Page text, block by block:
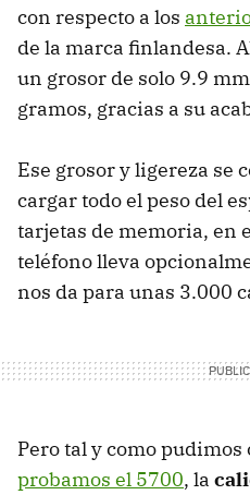
con respecto a los
de la marca finlandesa.
un grosor de solo 9.9
gramos, gracias a su
Ese grosor y ligereza se
cargar todo el peso del
tarjetas de memoria, en
teléfono lleva
nos da para unas 3.000
Pero tal y como
probamos el 5700, la